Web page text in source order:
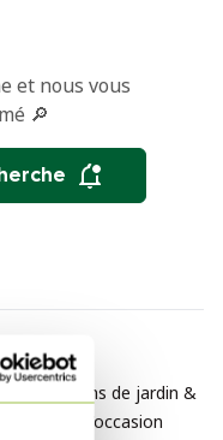
et nous vous
🔎
Italia Salons de jardin &
design d'occasion